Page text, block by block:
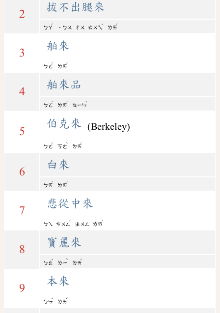
2
拔不出腿來
ㄅㄚ
ˊ
˙ㄅㄨ ㄔㄨ ㄊㄨㄟ
ˇ
ㄌㄞ
ˊ
3
舶來
ㄅㄛ
ˊ
ㄌㄞ
ˊ
4
舶來品
ㄅㄛ
ˊ
ㄌㄞ
ˊ
ㄆㄧㄣ
ˇ
5
伯克來 (Berkeley)
ㄅㄛ
ˊ
ㄎㄜ
ˋ
ㄌㄞ
ˊ
6
白來
ㄅㄞ
ˊ
ㄌㄞ
ˊ
7
悲從中來
ㄅㄟ ㄘㄨㄥ
ˊ
ㄓㄨㄥ ㄌㄞ
ˊ
8
寶麗來
ㄅㄠ
ˇ
ㄌㄧ
ˋ
ㄌㄞ
ˊ
9
本來
ㄅㄣ
ˇ
ㄌㄞ
ˊ